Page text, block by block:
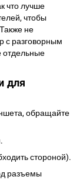
что лучше
чтобы
не
с разговорным
отдельные
для
обращайте
стороной).
разъемы